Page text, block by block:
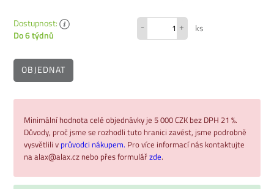
Dostupnost:
Do 6 týdnů
- + ks
OBJEDNAT
Minimální hodnota celé objednávky je 5 000 CZK bez DPH 21 %.
Důvody, proč jsme se rozhodli tuto hranici zavést, jsme podrobně
vysvětlili v průvodci nákupem. Pro více informací nás kontaktujte
na alax@alax.cz nebo přes formulářzde.